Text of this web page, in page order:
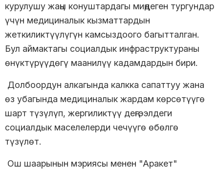
курулушу жаңы конуштардагы миңдеген тургундар
үчүн медициналык кызматтардын
жеткиликтүүлүгүн камсыздоого багытталган.
Бул аймактагы социалдык инфраструктураны
өнүктүрүүдөгү маанилүү кадамдардын бири.
Долбоордун алкагында калкка сапаттуу жана
өз убагында медициналык жардам көрсөтүүгө
шарт түзүлүп, жергиликтүү деңгээлдеги
социалдык маселелерди чечүүгө өбөлгө
түзүлөт.
Ош шаарынын мэриясы менен "Аракет"